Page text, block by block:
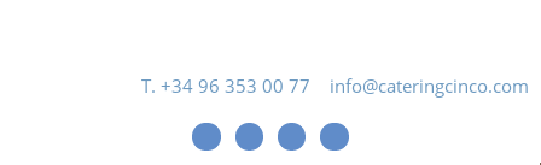
T. +34 96 353 00 77 info@cateringcinco.com